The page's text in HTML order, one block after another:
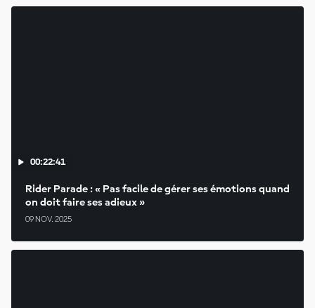
00:22:41
Rider Parade : « Pas facile de gérer ses émotions quand
on doit faire ses adieux »
09 NOV. 2025